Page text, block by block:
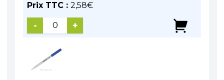
Prix TTC : 2,58€
- +